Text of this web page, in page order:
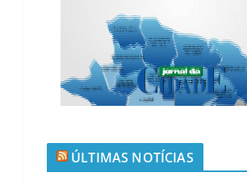
ÚLTIMAS NOTÍCIAS